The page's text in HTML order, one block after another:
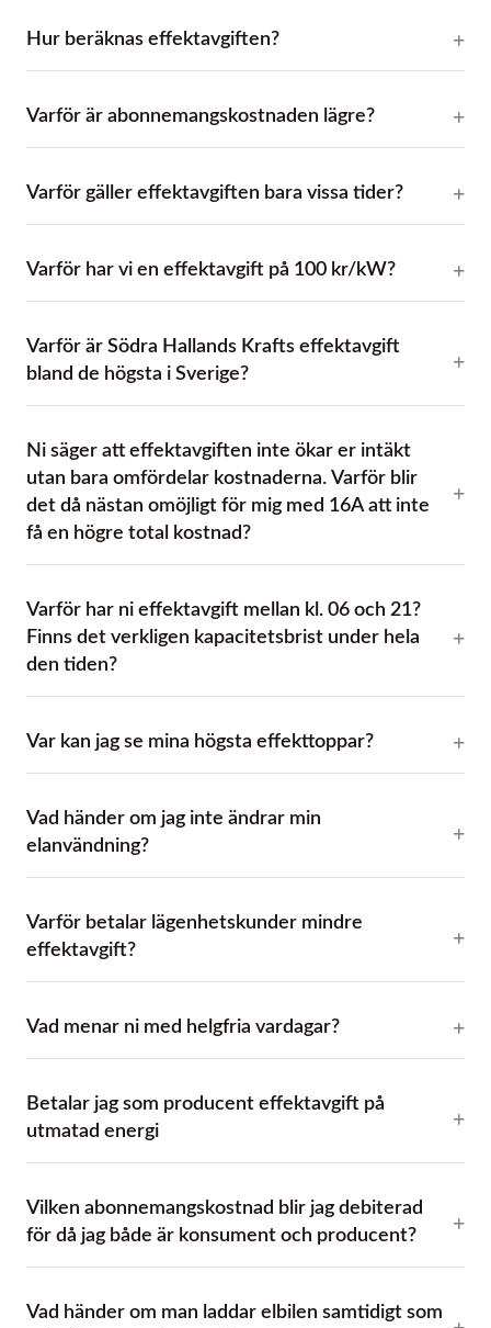
Hur beräknas effektavgiften?
Varför är abonnemangskostnaden lägre?
Varför gäller effektavgiften bara vissa tider?
Varför har vi en effektavgift på 100 kr/kW?
Varför är Södra Hallands Krafts effektavgift
bland de högsta i Sverige?
Ni säger att effektavgiften inte ökar er intäkt
utan bara omfördelar kostnaderna. Varför blir
det då nästan omöjligt för mig med 16A att inte
få en högre total kostnad?
Varför har ni effektavgift mellan kl. 06 och 21?
Finns det verkligen kapacitetsbrist under hela
den tiden?
Var kan jag se mina högsta effekttoppar?
Vad händer om jag inte ändrar min
elanvändning?
Varför betalar lägenhetskunder mindre
effektavgift?
Vad menar ni med helgfria vardagar?
Betalar jag som producent effektavgift på
utmatad energi
Vilken abonnemangskostnad blir jag debiterad
för då jag både är konsument och producent?
Vad händer om man laddar elbilen samtidigt som